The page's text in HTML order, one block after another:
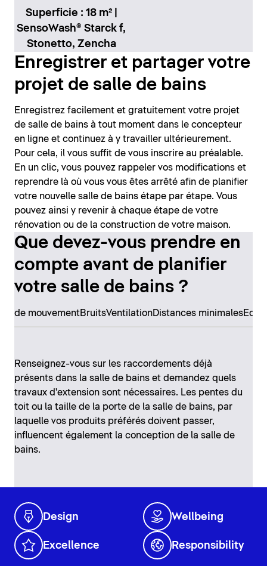
Superficie : 18 m² |
SensoWash® Starck f,
Stonetto, Zencha
Enregistrer et partager votre
projet de salle de bains
Enregistrez facilement et gratuitement votre projet
de salle de bains à tout moment dans le concepteur
en ligne et continuez à y travailler ultérieurement.
Pour cela, il vous suffit de vous inscrire au préalable.
En un clic, vous pouvez rappeler vos modifications et
reprendre là où vous vous êtes arrêté afin de planifier
votre nouvelle salle de bains étape par étape. Vous
pouvez ainsi y revenir à chaque étape de votre
rénovation ou de la construction de votre maison.
Que devez-vous prendre en
compte avant de planifier
votre salle de bains ?
de mouvementBruitsVentilationDistances minimales
Renseignez-vous sur les raccordements déjà
présents dans la salle de bains et demandez quels
travaux d'extension sont nécessaires. Les pentes du
toit ou la taille de la porte de la salle de bains, par
laquelle vos produits préférés doivent passer,
influencent également la conception de la salle de
bains.
Design Wellbeing
Excellence Responsibility